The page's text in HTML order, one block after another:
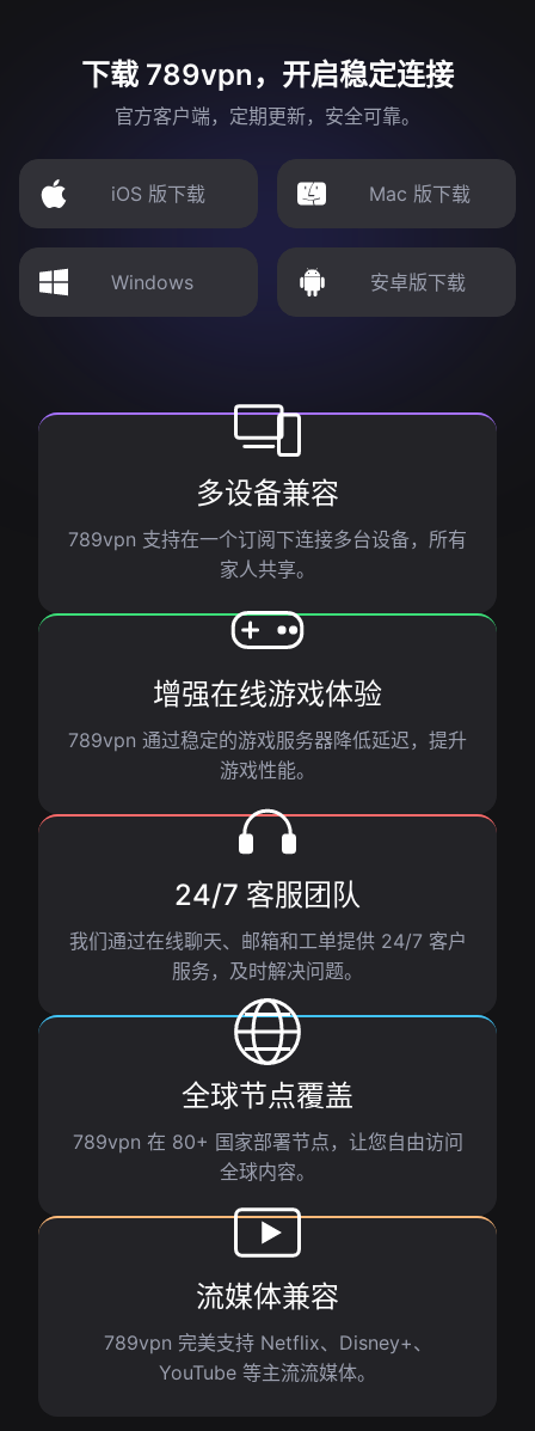
下载 789vpn，开启稳定连接
官方客户端，定期更新，安全可靠。
iOS 版下载 Mac 版下载
Windows 安卓版下载
多设备兼容
789vpn 支持在一个订阅下连接多台设备，所有
家人共享。
增强在线游戏体验
789vpn 通过稳定的游戏服务器降低延迟，提升
游戏性能。
24/7 客服团队
我们通过在线聊天、邮箱和工单提供 24/7 客户
服务，及时解决问题。
全球节点覆盖
789vpn 在 80+ 国家部署节点，让您自由访问
全球内容。
流媒体兼容
789vpn 完美支持 Netflix、Disney+、
YouTube 等主流流媒体。